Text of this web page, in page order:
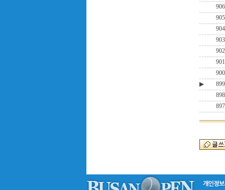
906
905
904
903
902
901
900
▶
899
898
897